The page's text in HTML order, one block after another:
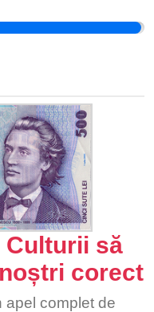
se întamplă
politicieni (sau
a unor așa ziși
Presa este
singurul mod prin
populație are
societatea civila
și în general a
Culturii să
corect
apel complet de